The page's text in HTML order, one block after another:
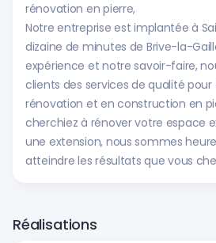
rénovation en pierre,
Notre entreprise est implantée à
dizaine de minutes de Brive-la-
expérience et notre savoir-faire,
clients des services de qualité pour
rénovation et en construction en
cherchiez à rénover votre espace
une extension, nous sommes
atteindre les résultats que vous
Réalisations